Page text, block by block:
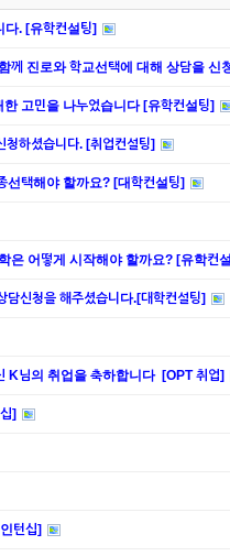
다. [유학컨설팅]
께 진로와 학교선택에 대해 상담을 신
고민을 나누었습니다 [유학컨설팅]
청하셨습니다. [취업컨설팅]
선택해야 할까요? [대학컨설팅]
은 어떻게 시작해야 할까요? [유학컨
신청을 해주셨습니다.[대학컨설팅]
K님의 취업을 축하합니다 [OPT 취업]
]
턴십]